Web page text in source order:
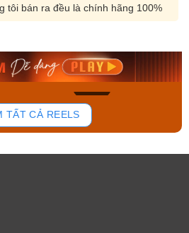
tôi bán ra đều là chính hãng 100%
137
Casio Nam MTS-
Mua ngay
TẤT CẢ REELS